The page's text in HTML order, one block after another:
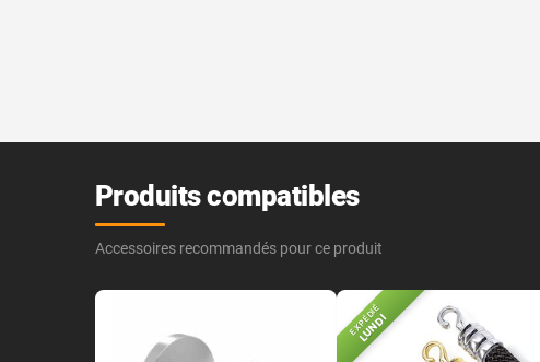
Produits compatibles
Accessoires recommandés pour ce produit
EXPÉDIÉ
LUNDI